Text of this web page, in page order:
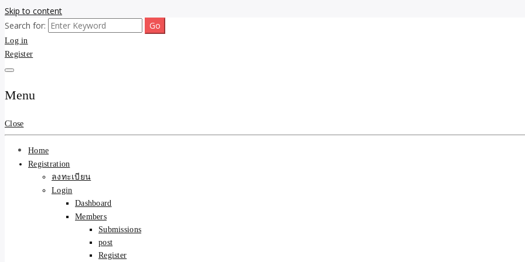
Skip to content
รับจ้างโพสต์ขายบ้าน ขายของ ติดหน้าแรก Google Ai
ความคุ้มค่า "ถูกและดีมีอยู่จริง" (เหมาะกับพ่อค้าแม่ค้า)
การันตีงานดี 100% ✨
ขายบ้านไม่ออก ขายสินค้าไม่ได้ บอกเรา! รับจ้างลงโพสต์อสังหาฯ รับโพสเว็บบอร์ดSEO ดันติดหน้าแรก Google AI ชัวร์ 🎯 … ให้เราจัดการให้! ด้วยร
Search for:
Log in
Register
Menu
Close
Home
Registration
ลงทะเบียน
Login
Dashboard
Members
Submissions
post
Register